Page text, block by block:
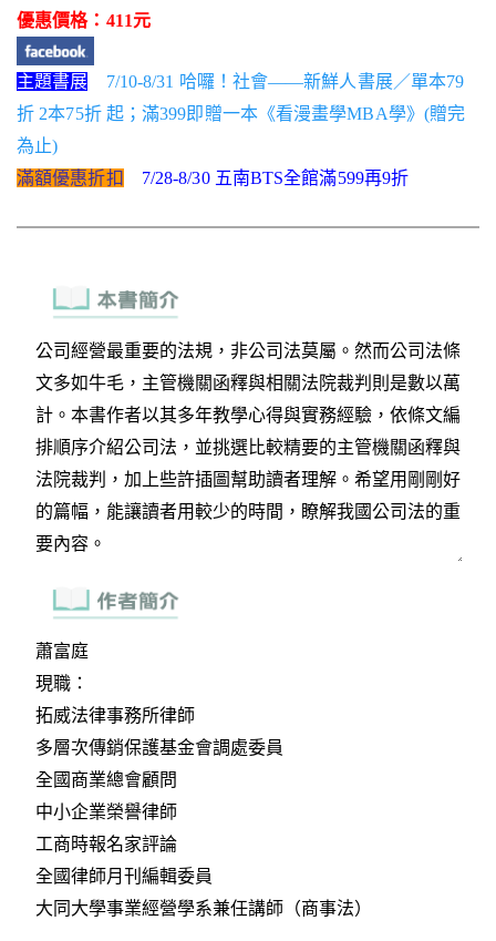
優惠價格：411元
主題書展
7/10-8/31 哈囉！社會——新鮮人書展／單本79
折 2本75折 起；滿399即贈一本《看漫畫學MBA學》(贈完
為止)
滿額優惠折扣
7/28-8/30 五南BTS全館滿599再9折